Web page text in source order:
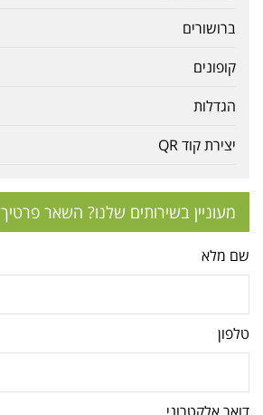
ברושורים
קופונים
הגדלות
יצירת קוד QR
מעוניין בשירותים שלנו? השאר פרטיך
שם מלא
טלפון